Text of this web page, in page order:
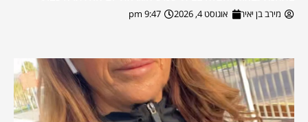
מירב בן יאיר אוגוסט 4, 2026 9:47 pm